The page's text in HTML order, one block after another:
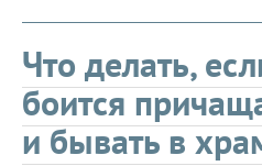
Что делать,
боится
и бывать в